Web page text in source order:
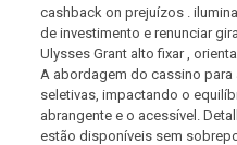
cashback on prejuízos .
de investimento e renunciar
Ulysses Grant alto fixar ,
A abordagem do cassino
seletivas, impactando o
abrangente e o acessível.
estão disponíveis sem